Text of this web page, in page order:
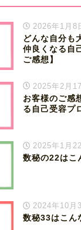
2026年1月8
どんな自分も
仲良くなる自
ご感想】
2025年2月
お客様のご感
る自己受容プ
2025年1月
数秘の22はこ
2024年10月
数秘33はこん